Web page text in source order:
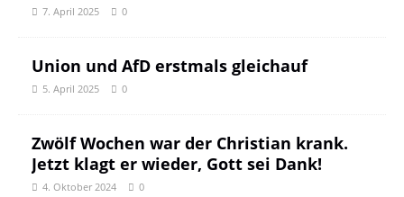
7. April 2025 0
Union und AfD erstmals gleichauf
5. April 2025 0
Zwölf Wochen war der Christian krank.
Jetzt klagt er wieder, Gott sei Dank!
4. Oktober 2024 0